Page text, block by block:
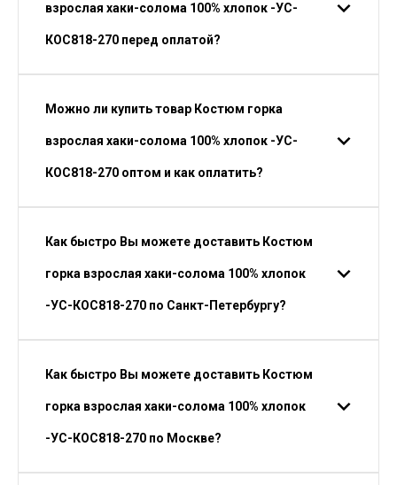
взрослая хаки-солома 100% хлопок -УС-
КОС818-270 перед оплатой?
Можно ли купить товар Костюм горка
взрослая хаки-солома 100% хлопок -УС-
КОС818-270 оптом и как оплатить?
Как быстро Вы можете доставить Костюм
горка взрослая хаки-солома 100% хлопок
-УС-КОС818-270 по Санкт-Петербургу?
Как быстро Вы можете доставить Костюм
горка взрослая хаки-солома 100% хлопок
-УС-КОС818-270 по Москве?